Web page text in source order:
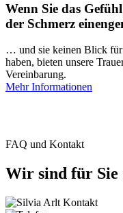
Wenn Sie das
der Schmerz
… und sie keinen Blick für
haben, bieten unsere
Vereinbarung.
Mehr Informationen
FAQ und Kontakt
Wir sind für Sie